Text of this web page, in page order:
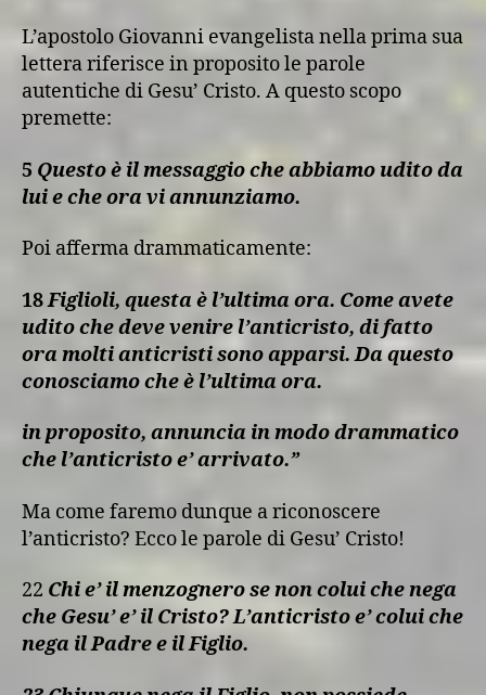
L’apostolo Giovanni evangelista nella prima sua
lettera riferisce in proposito le parole
autentiche di Gesu’ Cristo. A questo scopo
premette:
5 Questo è il messaggio che abbiamo udito da
lui e che ora vi annunziamo.
Poi afferma drammaticamente:
18Figlioli, questa è l’ultima ora. Come avete
udito che deve venire l’anticristo, di fatto
ora molti anticristi sono apparsi. Da questo
conosciamo che è l’ultima ora.
in proposito, annuncia in modo drammatico
che l’anticristo e’ arrivato.”
Ma come faremo dunque a riconoscere
l’anticristo? Ecco le parole di Gesu’ Cristo!
22 Chi e’ il menzognero se non colui che nega
che Gesu’ e’ il Cristo? L’anticristo e’ colui che
nega il Padre e il Figlio.